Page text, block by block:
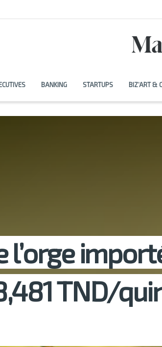
BANKING STARTUPS BIZ’ART &
l’orge
TND/